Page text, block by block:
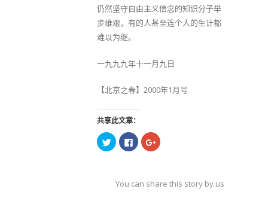
仍然坚守自由主义信念的知识分子举
步维艰，有的人甚至连个人的生计都
难以为继。
一九九九年十一月九日
【北京之春】2000年1月号
共享此文章：
点
击
共
享
点
击
共
享
点
击
共
享
You can share this story by using your